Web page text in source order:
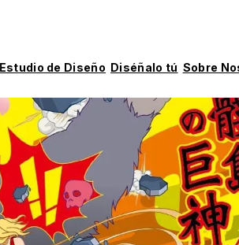
Estudio de Diseño Diséñalo tú Sobre